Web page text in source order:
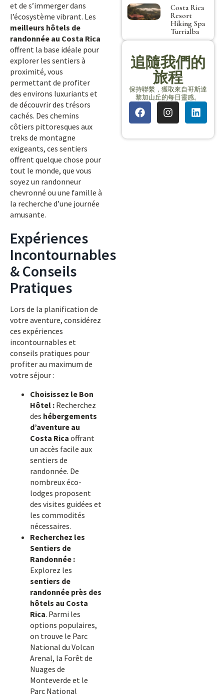
et de s’immerger dans
l’écosystème vibrant. Les
meilleurs hôtels de
randonnée au Costa Rica
offrent la base idéale pour
explorer les sentiers à
proximité, vous
permettant de profiter
des environs luxuriants et
de découvrir des trésors
cachés. Des chemins
côtiers pittoresques aux
treks de montagne
exigeants, ces sentiers
offrent quelque chose pour
tout le monde, que vous
soyez un randonneur
chevronné ou une famille à
la recherche d’une journée
amusante.
Expériences
Incontournables
& Conseils
Pratiques
Lors de la planification de
votre aventure, considérez
ces expériences
incontournables et
conseils pratiques pour
profiter au maximum de
votre séjour :
Choisissez le Bon
Hôtel : Recherchez
des hébergements
d’aventure au
Costa Rica offrant
un accès facile aux
sentiers de
randonnée. De
nombreux éco-
lodges proposent
des visites guidées et
les commodités
nécessaires.
Recherchez les
Sentiers de
Randonnée :
Explorez les
sentiers de
randonnée près des
hôtels au Costa
Rica. Parmi les
options populaires,
on trouve le Parc
National du Volcan
Arenal, la Forêt de
Nuages de
Monteverde et le
Parc National
Costa Rica
Resort
Hiking Spa
Turrialba
追隨我們的
旅程
保持聯繫，獲取來自哥斯達
黎加山丘的每日靈感。